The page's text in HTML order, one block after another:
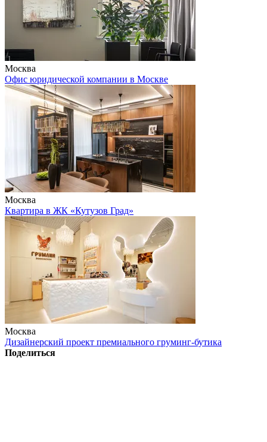
Москва
Офис юридической компании в Москве
Москва
Квартира в ЖК «Кутузов Град»
Москва
Дизайнерский проект премиального груминг-бутика
Поделиться